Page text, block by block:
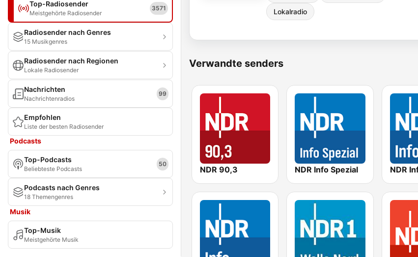
Top-Radiosender
Meistgehörte Radiosender
3571
Radiosender nach Genres
15 Musikgenres
Radiosender nach Regionen
Lokale Radiosender
Nachrichten
Nachrichtenradios
99
Empfohlen
Liste der besten Radiosender
Podcasts
Top-Podcasts
Beliebteste Podcasts
50
Podcasts nach Genres
18 Themengenres
Musik
Top-Musik
Meistgehörte Musik
Lokalradio
Verwandte senders
NDR 90,3 NDR Info Spezial